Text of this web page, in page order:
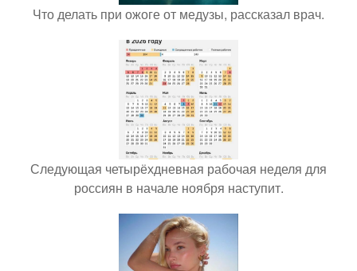
Что делать при ожоге от медузы, рассказал врач.
Следующая четырёхдневная рабочая неделя для
россиян в начале ноября наступит.